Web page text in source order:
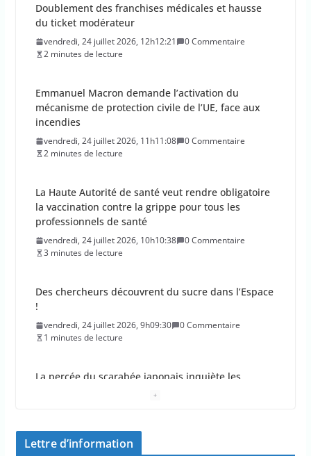
Doublement des franchises médicales et hausse
du ticket modérateur
vendredi, 24 juillet 2026, 12h12:21
0 Commentaire
2 minutes de lecture
Emmanuel Macron demande l’activation du
mécanisme de protection civile de l’UE, face aux
incendies
vendredi, 24 juillet 2026, 11h11:08
0 Commentaire
2 minutes de lecture
La Haute Autorité de santé veut rendre obligatoire
la vaccination contre la grippe pour tous les
professionnels de santé
vendredi, 24 juillet 2026, 10h10:38
0 Commentaire
3 minutes de lecture
Des chercheurs découvrent du sucre dans l’Espace
!
vendredi, 24 juillet 2026, 9h09:30
0 Commentaire
1 minutes de lecture
La percée du scarabée japonais inquiète les
Lettre d’information